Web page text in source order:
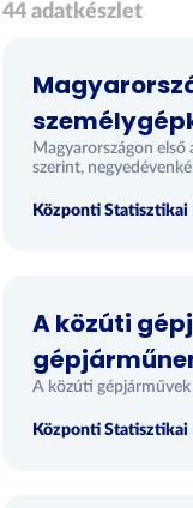
44 adatkészlet
Magyarországon
szerint,
Központi Statisztikai
A közúti
A közúti gépjárművek
Központi Statisztikai